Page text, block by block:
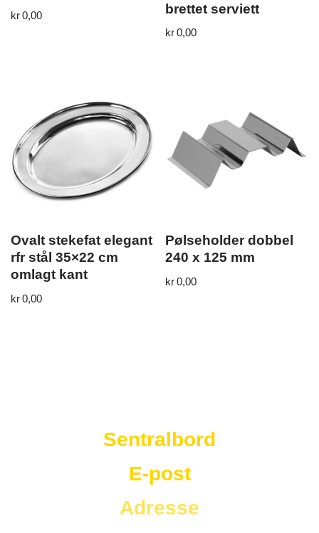
kr0,00
brettet serviett
kr0,00
Ovalt stekefat elegant
rfr stål 35×22 cm
omlagt kant
kr0,00
Pølseholder dobbel
240 x 125 mm
kr0,00
Sentralbord
E-post
Adresse